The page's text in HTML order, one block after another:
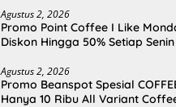
Agustus 2, 2026
Promo Point Coffee I Like
Diskon Hingga 50% Setiap Senin
Agustus 2, 2026
Promo Beanspot Spesial
Hanya 10 Ribu All Variant